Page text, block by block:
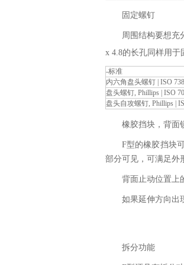
固定螺钉
周围结构要想充
x 4.8的长孔同样用
-标准
内六角盘头螺钉 | ISO
盘头螺钉, Phillips | ISO
盘头自攻螺钉, Phillips |
橡胶挡块，背面
F型的橡胶挡块
部分可见，可满足外
背面止动位置上
如果延伸方向出
拆分功能